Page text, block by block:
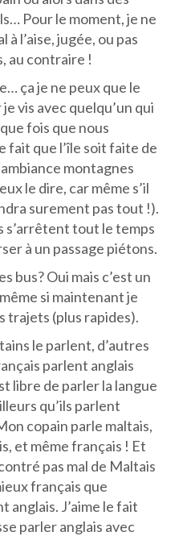
Pour le moment, je ne
à l’aise, jugée, ou pas
au contraire !
ça je ne peux que le
vis avec quelqu’un qui
fois que nous
fait que l’île soit faite de
montagnes
le dire, car même s’il
surement pas tout !).
s’arrêtent tout le temps
à un passage piétons.
bus? Oui mais c’est un
si maintenant je
trajets (plus rapides).
le parlent, d’autres
parlent anglais
libre de parler la langue
qu’ils parlent
copain parle maltais,
et même français ! Et
pas mal de Maltais
français que
anglais. J’aime le fait
parler anglais avec